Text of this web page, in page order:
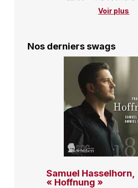
Voir plus
Nos derniers swags
Samuel Hasselhorn,
« Hoffnung »